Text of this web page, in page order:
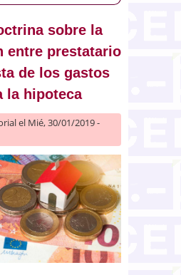
sobre la
entre prestatario
de los gastos
la hipoteca
el Mié, 30/01/2019 -